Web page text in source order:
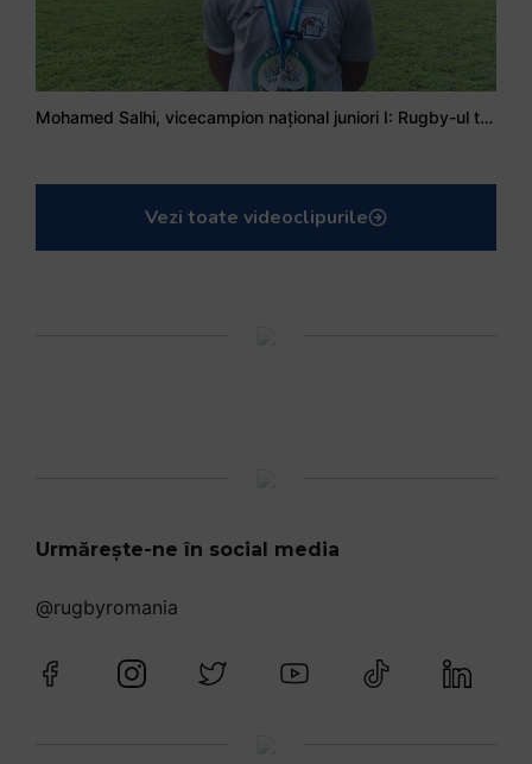
Mohamed Salhi, vicecampion național juniori I: Rugby-ul te învață să accepți și înfrângerile
Vezi toate videoclipurile
Urmărește-ne în social media
@rugbyromania